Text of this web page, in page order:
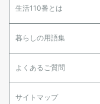
生活110番とは
暮らしの用語集
よくあるご質問
サイトマップ